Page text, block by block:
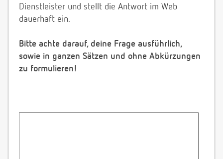
Dienstleister und stellt die Antwort im Web
dauerhaft ein.
Bitte achte darauf, deine Frage ausführlich,
sowie in ganzen Sätzen und ohne Abkürzungen
zu formulieren!